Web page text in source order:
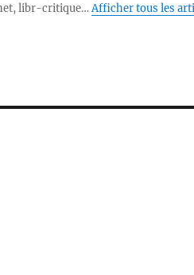
libr-critique…Afficher tous les